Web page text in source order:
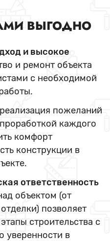
ВЫГОДНО
и высокое
и ремонт объекта
с необходимой
пожеланий
каждого
комфорт
конструкции в
ответственность
объектом (от
позволяет
строительства с
уверенности в